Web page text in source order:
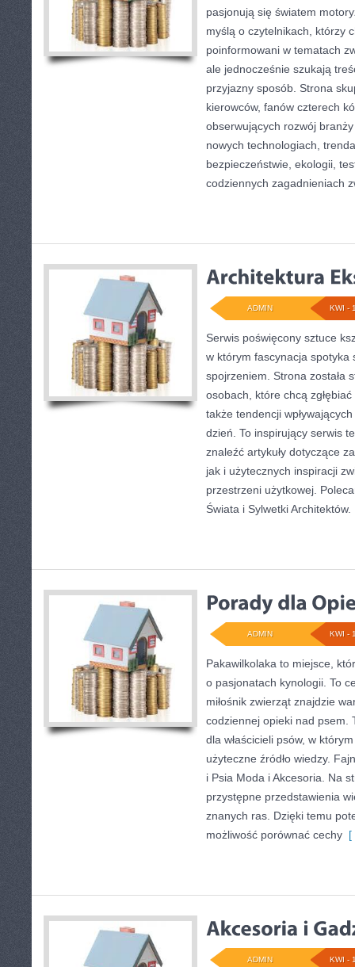
pasjonują się światem
myślą o czytelnikach, którzy
poinformowani w tematach
ale jednocześnie szukają
przyjazny sposób. Strona
kierowców, fanów czterech
obserwujących rozwój
nowych technologiach,
bezpieczeństwie, ekologii,
codziennych zagadnieniach
KWI -
ADMIN
Serwis poświęcony sztuce
w którym fascynacja spotyka
spojrzeniem. Strona została
osobach, które chcą
także tendencji
dzień. To inspirujący serwis
znaleźć artykuły dotyczące
jak i użytecznych inspiracji
przestrzeni użytkowej.
Świata i Sylwetki
KWI -
ADMIN
Pakawilkolaka to miejsce,
o pasjonatach kynologii. To
miłośnik zwierząt znajdzie
codziennej opieki nad psem.
dla właścicieli psów, w
użyteczne źródło wiedzy.
i Psia Moda i Akcesoria. Na
przystępne przedstawienia
znanych ras. Dzięki temu
możliwość porównać cechy [
KWI -
ADMIN